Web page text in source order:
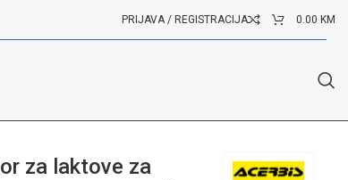
PRIJAVA / REGISTRACIJA 0.00 KM
za laktove za